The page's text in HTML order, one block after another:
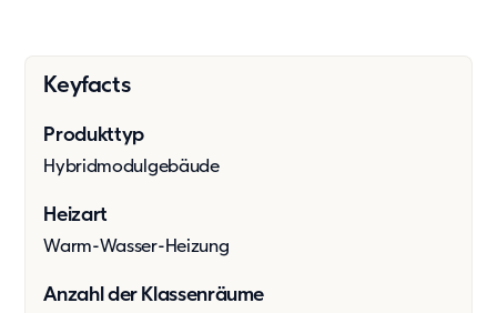
C15
Produkte
Zusätzliche Leistungen
Value Adds
Nachhaltigkeit
Keyfacts
Produkttyp
Hybridmodulgebäude
Heizart
Warm-Wasser-Heizung
Anzahl der Klassenräume